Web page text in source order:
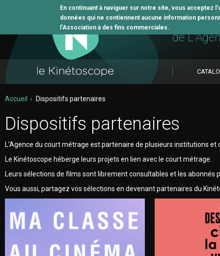
En continuant à naviguer sur notre site, vous
données qui ne contiennent aucune information
l’Association à des fins commerciales. L'outil
de
Accueil Dispositifs partenaires
Dispositifs partenaires
L’Agence du court métrage est partenaire de plusieurs institutions
Le Kinétoscope héberge leurs projets en lien avec le court métrage.
Leurs sélections de films sont librement consultables et les abonnés
Vous aussi, partagez vos sélections en devenant partenaires du